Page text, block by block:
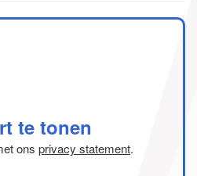
te tonen
ons privacy statement.